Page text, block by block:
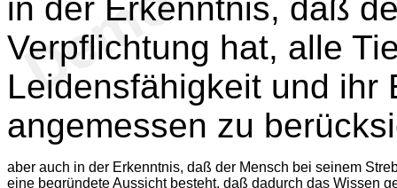
in der Erkenntnis, daß
Verpflichtung hat, alle
Leidensfähigkeit und ihr
angemessen zu
aber auch in der Erkenntnis, daß der Mensch bei seinem
eine begründete Aussicht besteht, daß dadurch das Wissen